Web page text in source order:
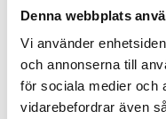
Lokaler
Evenemang
Barnkalas
Om oss Toggle
Kontakt
Denna webbplats
Vi använder
och annonserna till
för sociala medier och
vidarebefordrar även